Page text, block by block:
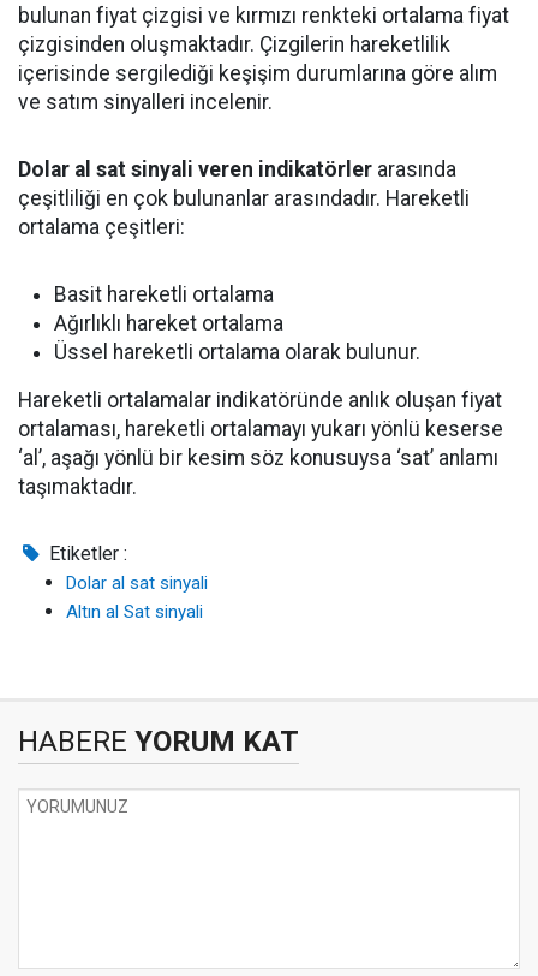
bulunan fiyat çizgisi ve kırmızı renkteki ortalama fiyat
çizgisinden oluşmaktadır. Çizgilerin hareketlilik
içerisinde sergilediği keşişim durumlarına göre alım
ve satım sinyalleri incelenir.
Dolar al sat sinyali veren indikatörler arasında
çeşitliliği en çok bulunanlar arasındadır. Hareketli
ortalama çeşitleri:
Basit hareketli ortalama
Ağırlıklı hareket ortalama
Üssel hareketli ortalama olarak bulunur.
Hareketli ortalamalar indikatöründe anlık oluşan fiyat
ortalaması, hareketli ortalamayı yukarı yönlü keserse
‘al’, aşağı yönlü bir kesim söz konusuysa ‘sat’ anlamı
taşımaktadır.
Etiketler :
Dolar al sat sinyali
Altın al Sat sinyali
HABERE YORUM KAT